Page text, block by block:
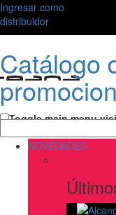
Ingresar como
distribuidor
Catálogo
Toggle main menu
NOVEDADES